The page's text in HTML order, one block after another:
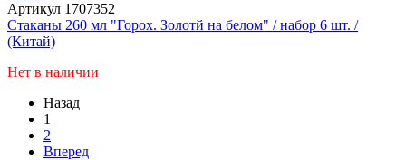
Артикул 1707352
Стаканы 260 мл "Горох. Золотй на белом" / набор 6 шт. /
(Китай)
Нет в наличии
Назад
1
2
Вперед